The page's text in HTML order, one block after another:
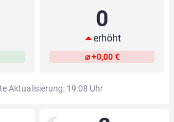
0
erhöht
⌀ +0,00 €
Aktualisierung: 19:08 Uhr